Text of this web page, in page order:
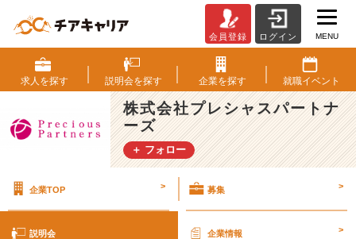
式
会
社
プ
レ
シ
ャ
ー
会員登録 ログイン MENU
求人を探す 説明会を探す 企業を探す 就職イベント
株式会社プレシャスパートナ
ーズ
＋ フォロー
企業TOP > 募集 >
説明会 企業情報 >